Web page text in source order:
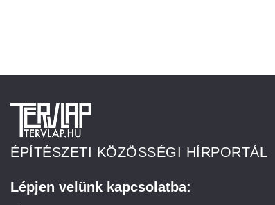
ÉPÍTÉSZETI KÖZÖSSÉGI HÍRPORTÁL
Lépjen velünk kapcsolatba: